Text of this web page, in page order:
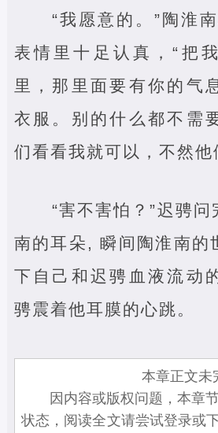
“我愿意的。”陶淮
表情里十足认真，“把
里，那里面要有你的气
衣服。别的什么都不需
们看看我就可以，不然他
“害不害怕？”迟骋
南的耳朵, 瞬间陶淮南的
下自己和迟骋血液流动
骋震着他耳膜的心跳。
本章正文
因内容或版权问题，本章
状态，阅读全文请尝试登录或